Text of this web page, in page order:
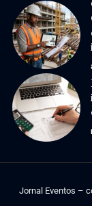
Jornal Eventos –